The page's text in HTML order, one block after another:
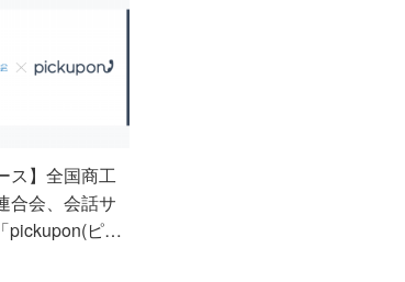
ス】全国商工
合会、会話サ
pickupon(ピ…